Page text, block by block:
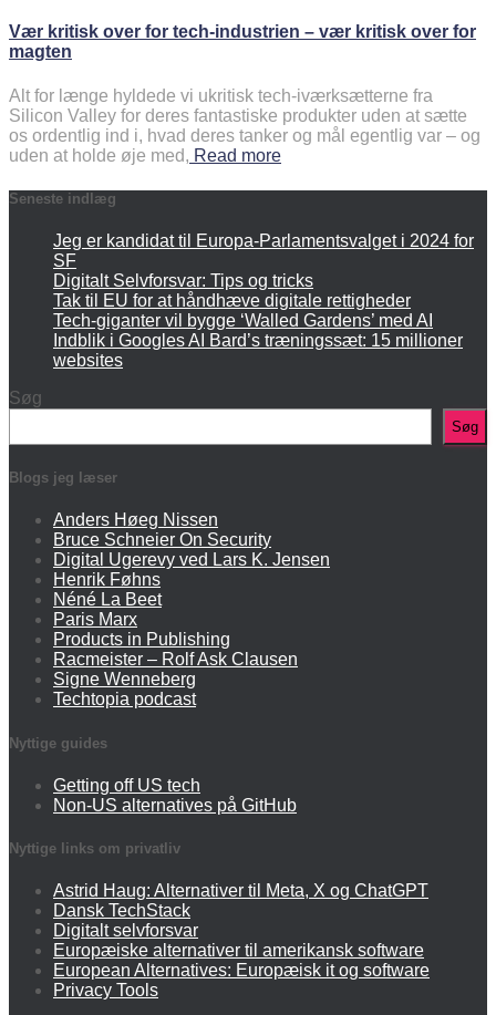
Vær kritisk over for tech-industrien – vær kritisk over for
magten
Alt for længe hyldede vi ukritisk tech-iværksætterne fra
Silicon Valley for deres fantastiske produkter uden at sætte
os ordentlig ind i, hvad deres tanker og mål egentlig var – og
uden at holde øje med, Read more
Seneste indlæg
Jeg er kandidat til Europa-Parlamentsvalget i 2024 for
SF
Digitalt Selvforsvar: Tips og tricks
Tak til EU for at håndhæve digitale rettigheder
Tech-giganter vil bygge ‘Walled Gardens’ med AI
Indblik i Googles AI Bard’s træningssæt: 15 millioner
websites
Søg
Søg
Blogs jeg læser
Anders Høeg Nissen
Bruce Schneier On Security
Digital Ugerevy ved Lars K. Jensen
Henrik Føhns
Néné La Beet
Paris Marx
Products in Publishing
Racmeister – Rolf Ask Clausen
Signe Wenneberg
Techtopia podcast
Nyttige guides
Getting off US tech
Non-US alternatives på GitHub
Nyttige links om privatliv
Astrid Haug: Alternativer til Meta, X og ChatGPT
Dansk TechStack
Digitalt selvforsvar
Europæiske alternativer til amerikansk software
European Alternatives: Europæisk it og software
Privacy Tools